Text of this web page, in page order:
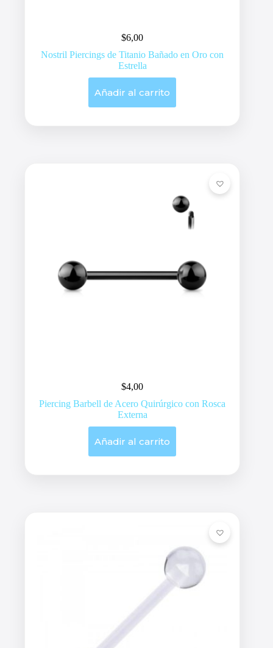
$6,00
Nostril Piercings de Titanio Bañado en Oro con
Estrella
Añadir al carrito
$4,00
Piercing Barbell de Acero Quirúrgico con Rosca
Externa
Añadir al carrito